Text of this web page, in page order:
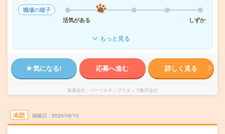
職場の様子
活気がある
しずか
もっと見る
気になる! 応募へ進む 詳しく見る
派遣会社 パーソルテンプスタッフ株式会社
未読 掲載日 2026/08/10